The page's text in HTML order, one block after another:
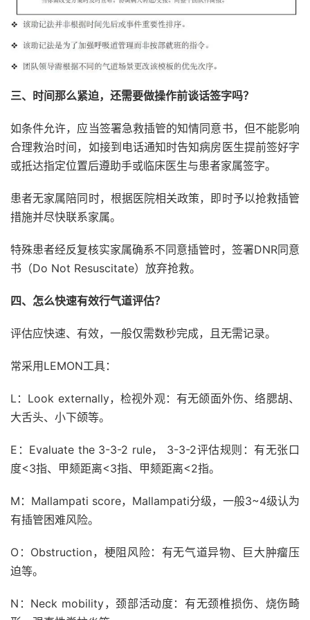
三、时间那么紧迫，还需要做操作前谈话签字吗？
如条件允许，应当签署急救插管的知情同意书，但不能影响
合理救治时间，如接到电话通知时告知病房医生提前签好字
或抵达指定位置后遵助手或临床医生与患者家属签字。
患者无家属陪同时，根据医院相关政策，即时予以抢救插管
措施并尽快联系家属。
特殊患者经反复核实家属确系不同意插管时，签署DNR同意
书（Do Not Resuscitate）放弃抢救。
四、怎么快速有效行气道评估？
评估应快速、有效，一般仅需数秒完成，且无需记录。
常采用LEMON工具：
L：Look externally，检视外观：有无颌面外伤、络腮胡、
大舌头、小下颌等。
E：Evaluate the 3-3-2 rule， 3-3-2评估规则：有无张口
度<3指、甲颏距离<3指、甲颏距离<2指。
M：Mallampati score，Mallampati分级，一般3~4级认为
有插管困难风险。
O：Obstruction，梗阻风险：有无气道异物、巨大肿瘤压
迫等。
N：Neck mobility，颈部活动度：有无颈椎损伤、烧伤畸